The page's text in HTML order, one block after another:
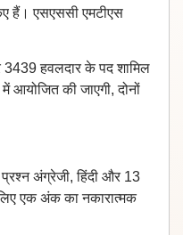
हैं। एसएससी एमटीएस
हवलदार के पद शामिल
आयोजित की जाएगी, दोनों
अंग्रेजी, हिंदी और 13
एक अंक का नकारात्मक